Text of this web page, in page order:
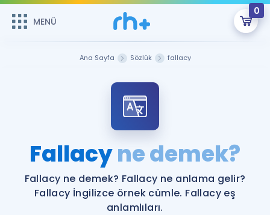
MENÜ
0
Şifremi Hatırlamıyorum
ÜYE DEĞİLİM
Sepetin Şu An Boş.
Remzi Hoca ile seni sınava hazırlayacak onlarca eğitim seni
bekliyor!
MENÜ
Katılımcı Görüşleri
Faydalı Araçlar
Ana Sayfa Sözlük fallacy
Fallacyne demek?
Fallacy ne demek? Fallacy ne anlama gelir?
Fallacy İngilizce örnek cümle. Fallacy eş
anlamlıları.